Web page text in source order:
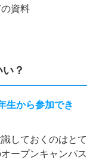
資料
？
生から参加でき
しておくのはとて
ープンキャンパス